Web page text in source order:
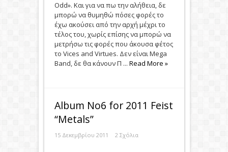
Odd». Και για να πω την αλήθεια, δε
μπορώ να θυμηθώ πόσες φορές το
έχω ακούσει από την αρχή μέχρι το
τέλος του, χωρίς επίσης να μπορώ να
μετρήσω τις φορές που άκουσα φέτος
το Vices and Virtues. Δεν είναι Mega
Band, δε θα κάνουν Π ... Read More »
Album Νο6 for 2011 Feist
“Metals”
15 Δεκεμβρίου 2011 2 Σχόλια